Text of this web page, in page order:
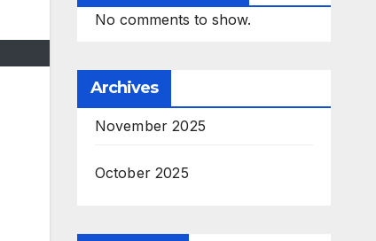
No comments to show.
Archives
November 2025
October 2025